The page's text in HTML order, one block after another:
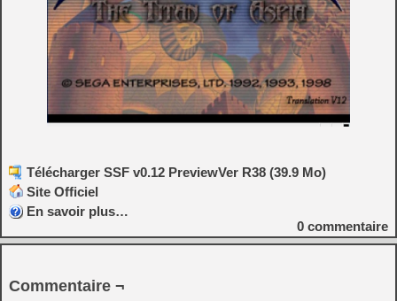
Télécharger SSF v0.12 PreviewVer R38 (39.9 Mo)
Site Officiel
En savoir plus…
0 commentaire
Commentaire ¬